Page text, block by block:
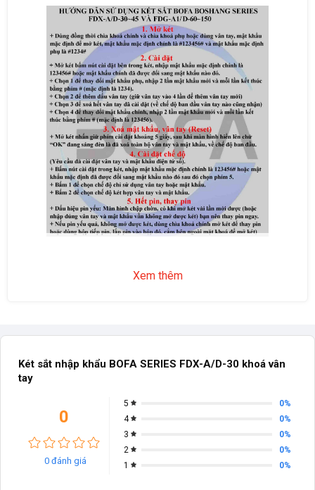
Xem thêm
Két sắt nhập khẩu BOFA SERIES FDX-A/D-30 khoá vân
tay
0
0 đánh giá
5
0%
4
0%
3
0%
2
0%
1
0%